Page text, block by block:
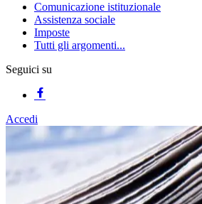
Comunicazione istituzionale
Assistenza sociale
Imposte
Tutti gli argomenti...
Seguici su
Accedi